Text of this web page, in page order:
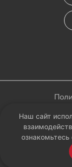
Соглашение
Наш сайт
ознакомьтесь